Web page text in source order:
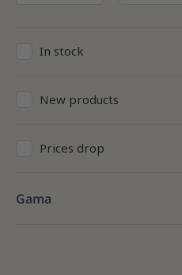
In stock
New products
Prices drop
Gama